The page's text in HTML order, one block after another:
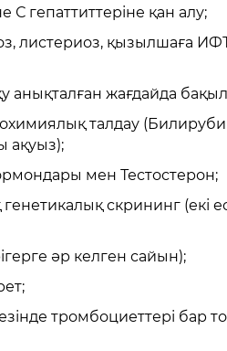
С гепаттиттеріне қан алу;
листериоз, қызылшаға
анықталған жағдайда
талдау
ақуыз);
мен Тестостерон;
генетикалық скрининг (екі
әр келген сайын);
тромбоциеттері бар